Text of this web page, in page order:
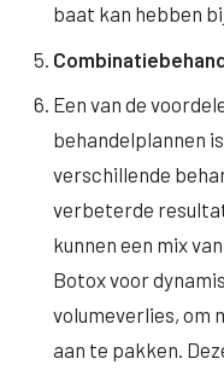
baat kan hebben
Een van de
behandelplannen
verschillende
verbeterde
kunnen een mix
Botox voor
volumeverlies, om
aan te pakken.